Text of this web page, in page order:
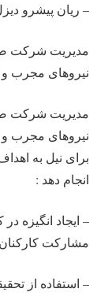
– ریان پیشرو
مدیریت شرکت
نیروهای مجرب و
مدیریت شرکت
نیروهای مجرب و
برای نیل به
انجام دهد :
– ایجاد انگیزه
مشارکت
– استفاده از